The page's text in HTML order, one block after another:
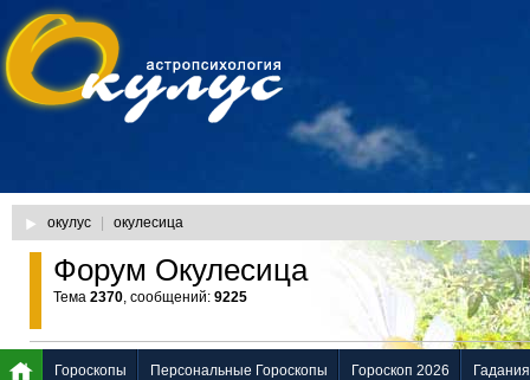
окулус окулесица
Форум Окулесица
Тема 2370, сообщений: 9225
Гороскопы Персональные Гороскопы Гороскоп 2026 Гадания